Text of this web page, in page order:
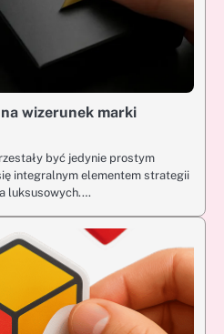
wizerunek marki
być jedynie prostym
integralnym elementem strategii
luksusowych.…